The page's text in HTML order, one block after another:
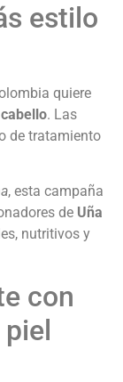
estilo
quiere
. Las
de tratamiento
, esta campaña
de Uña
nutritivos y
con